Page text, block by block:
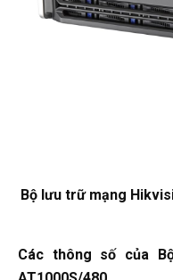
Bộ lưu trữ mạng
Các thông số của